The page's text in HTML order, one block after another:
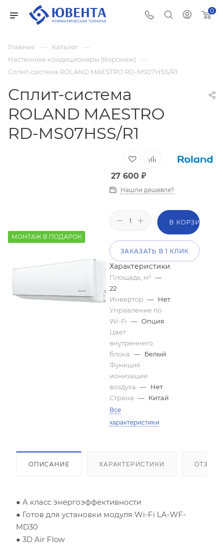
0
Главная — Каталог —
Настенные кондиционеры (Воронеж) —
Сплит-система ROLAND MAESTRO RD-MS07HSS/R1
Сплит-система
ROLAND MAESTRO
RD-MS07HSS/R1
МОНТАЖ В ПОДАРОК
27 600₽
Нашли дешевле?
В КОРЗИНУ
ЗАКАЗАТЬ В 1 КЛИК
Характеристики
Площадь, м² —
22
Инвертор — Нет
Управление по
Wi-Fi
— Опция
Цвет
внутреннего
блока — Белый
Функция
ионизации
воздуха — Нет
Страна — Китай
Все
характеристики
ОПИСАНИЕ ХАРАКТЕРИСТИКИ
● А класс энергоэффективности
● Готов для установки модуля Wi-Fi LA-WF-
MD30
● 3D Air Flow
Инсоляция (степень освещенности солнцем)
Количество людей